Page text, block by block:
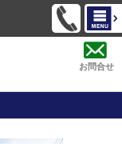
お問合せ